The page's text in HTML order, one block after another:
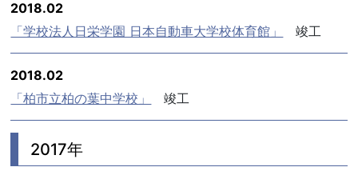
2018.02
「学校法人日栄学園 日本自動車大学校体育館」
竣工
2018.02
「柏市立柏の葉中学校」
竣工
2017年